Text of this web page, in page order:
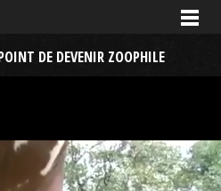
DE DEVENIR ZOOPHILE